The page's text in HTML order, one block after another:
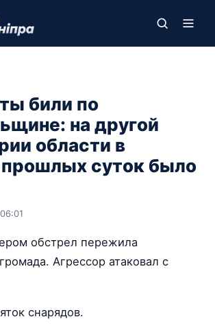
били по
на другой
области в
прошлых суток было
обстрел пережила
Агрессор атаковал с
снарядов.